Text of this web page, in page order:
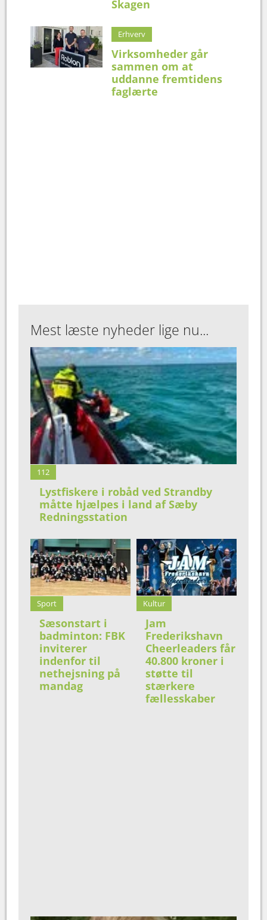
Skagen
Erhverv
Virksomheder går
sammen om at
uddanne fremtidens
faglærte
Mest læste nyheder lige nu...
112
Lystfiskere i robåd ved Strandby
måtte hjælpes i land af Sæby
Redningsstation
Sport
Sæsonstart i
badminton: FBK
inviterer
indenfor til
nethejsning på
mandag
Kultur
Jam
Frederikshavn
Cheerleaders får
40.800 kroner i
støtte til
stærkere
fællesskaber